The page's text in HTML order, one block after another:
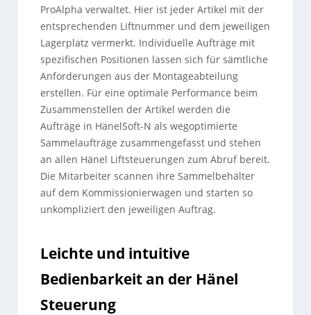
ProAlpha verwaltet. Hier ist jeder Artikel mit der
entsprechenden Liftnummer und dem jeweiligen
Lagerplatz vermerkt. Individuelle Aufträge mit
spezifischen Positionen lassen sich für sämtliche
Anforderungen aus der Montageabteilung
erstellen. Für eine optimale Performance beim
Zusammenstellen der Artikel werden die
Aufträge in HänelSoft-N als wegoptimierte
Sammelaufträge zusammengefasst und stehen
an allen Hänel Liftsteuerungen zum Abruf bereit.
Die Mitarbeiter scannen ihre Sammelbehälter
auf dem Kommissionierwagen und starten so
unkompliziert den jeweiligen Auftrag.
Leichte und intuitive
Bedienbarkeit an der Hänel
Steuerung